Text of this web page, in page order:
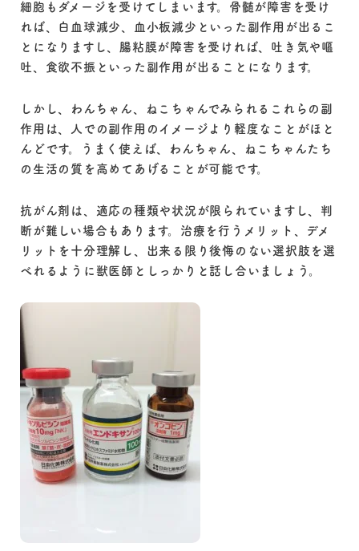
細胞もダメージを受けてしまいます。骨髄が障害を受け
れば、白血球減少、血小板減少といった副作用が出るこ
とになりますし、腸粘膜が障害を受ければ、吐き気や嘔
吐、食欲不振といった副作用が出ることになります。
しかし、わんちゃん、ねこちゃんでみられるこれらの副
作用は、人での副作用のイメージより軽度なことがほと
んどです。うまく使えば、わんちゃん、ねこちゃんたち
の生活の質を高めてあげることが可能です。
抗がん剤は、適応の種類や状況が限られていますし、判
断が難しい場合もあります。治療を行うメリット、デメ
リットを十分理解し、出来る限り後悔のない選択肢を選
べれるように獣医師としっかりと話し合いましょう。